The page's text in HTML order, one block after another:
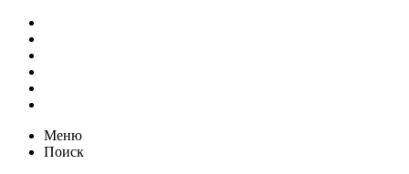
Меню
Поиск